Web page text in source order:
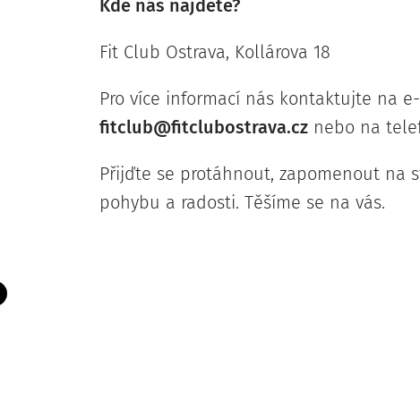
Kde nás najdete?
Fit Club Ostrava, Kollárova 18
Pro více informací nás kontaktujte na
fitclub@fitclubostrava.cz nebo na
Přijďte se protáhnout, zapomenout na
pohybu a radosti. Těšíme se na vás.